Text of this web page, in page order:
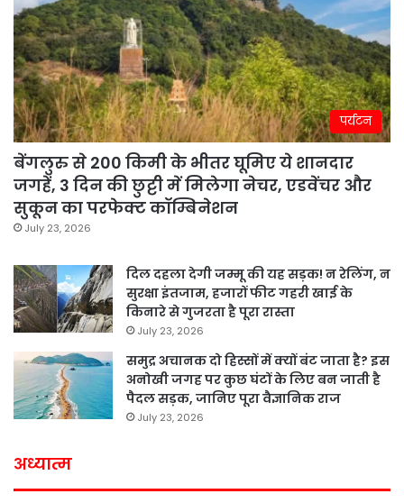
पर्यटन
बेंगलुरु से 200 किमी के भीतर घूमिए ये शानदार
जगहें, 3 दिन की छुट्टी में मिलेगा नेचर, एडवेंचर और
सुकून का परफेक्ट कॉम्बिनेशन
July 23, 2026
दिल दहला देगी जम्मू की यह सड़क! न रेलिंग, न
सुरक्षा इंतजाम, हजारों फीट गहरी खाई के
किनारे से गुजरता है पूरा रास्ता
July 23, 2026
समुद्र अचानक दो हिस्सों में क्यों बंट जाता है? इस
अनोखी जगह पर कुछ घंटों के लिए बन जाती है
पैदल सड़क, जानिए पूरा वैज्ञानिक राज
July 23, 2026
अध्यात्म